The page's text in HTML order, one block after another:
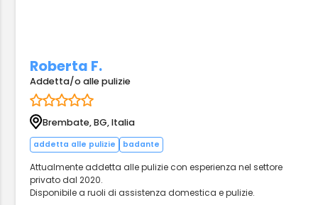
Roberta F.
Addetta/o alle pulizie
Brembate, BG, Italia
addetta alle pulizie badante
Attualmente addetta alle pulizie con esperienza nel settore
privato dal 2020.
Disponibile a ruoli di assistenza domestica e pulizie.